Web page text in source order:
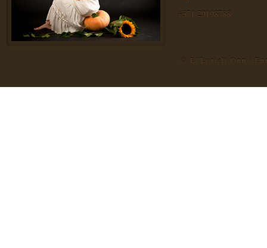
+371 29198788
© El'Loriell Onn |